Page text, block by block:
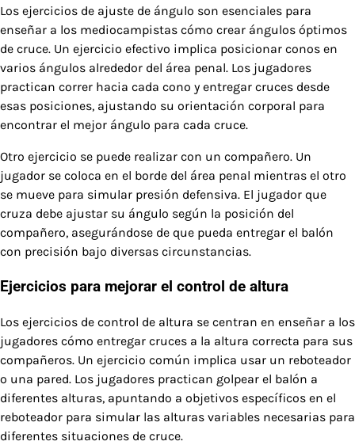
Los ejercicios de ajuste de ángulo son esenciales para
enseñar a los mediocampistas cómo crear ángulos óptimos
de cruce. Un ejercicio efectivo implica posicionar conos en
varios ángulos alrededor del área penal. Los jugadores
practican correr hacia cada cono y entregar cruces desde
esas posiciones, ajustando su orientación corporal para
encontrar el mejor ángulo para cada cruce.
Otro ejercicio se puede realizar con un compañero. Un
jugador se coloca en el borde del área penal mientras el otro
se mueve para simular presión defensiva. El jugador que
cruza debe ajustar su ángulo según la posición del
compañero, asegurándose de que pueda entregar el balón
con precisión bajo diversas circunstancias.
Ejercicios para mejorar el control de altura
Los ejercicios de control de altura se centran en enseñar a los
jugadores cómo entregar cruces a la altura correcta para sus
compañeros. Un ejercicio común implica usar un reboteador
o una pared. Los jugadores practican golpear el balón a
diferentes alturas, apuntando a objetivos específicos en el
reboteador para simular las alturas variables necesarias para
diferentes situaciones de cruce.